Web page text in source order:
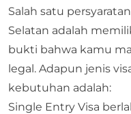
Salah satu
Selatan adalah
bukti bahwa kamu
legal. Adapun jenis
kebutuhan adalah:
Single Entry Visa